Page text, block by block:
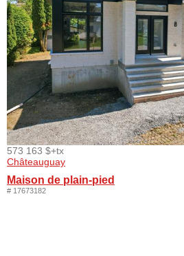
573 163 $+tx
Châteauguay
Maison de plain-pied
# 17673182